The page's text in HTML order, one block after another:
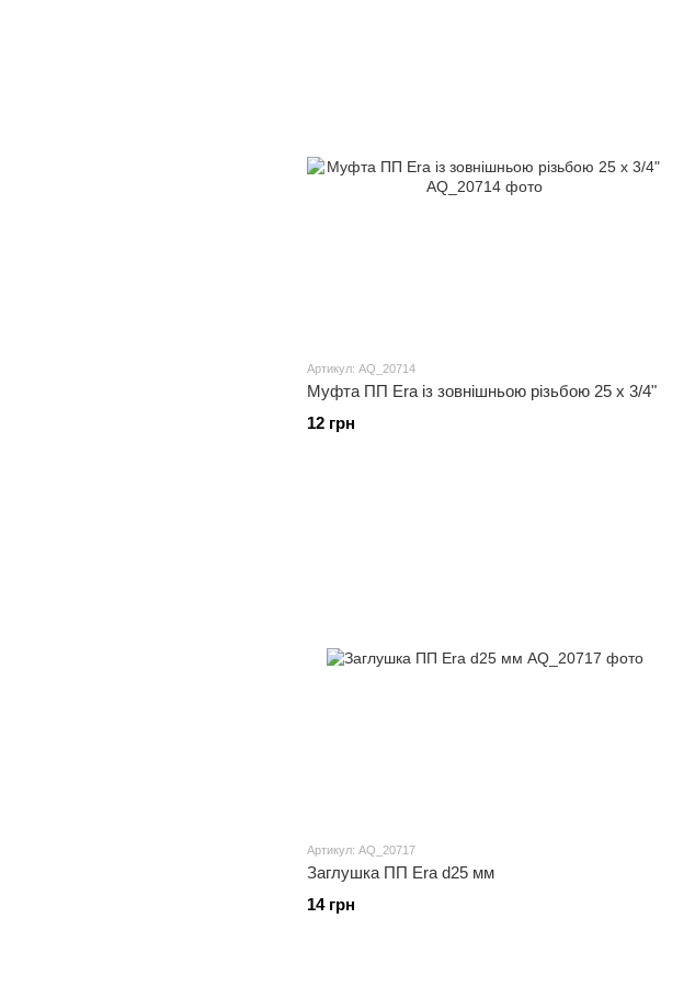
Артикул: AQ_20714
Муфта ПП Era із зовнішньою різьбою 25 x 3/4"
12 грн
Артикул: AQ_20717
Заглушка ПП Era d25 мм
14 грн